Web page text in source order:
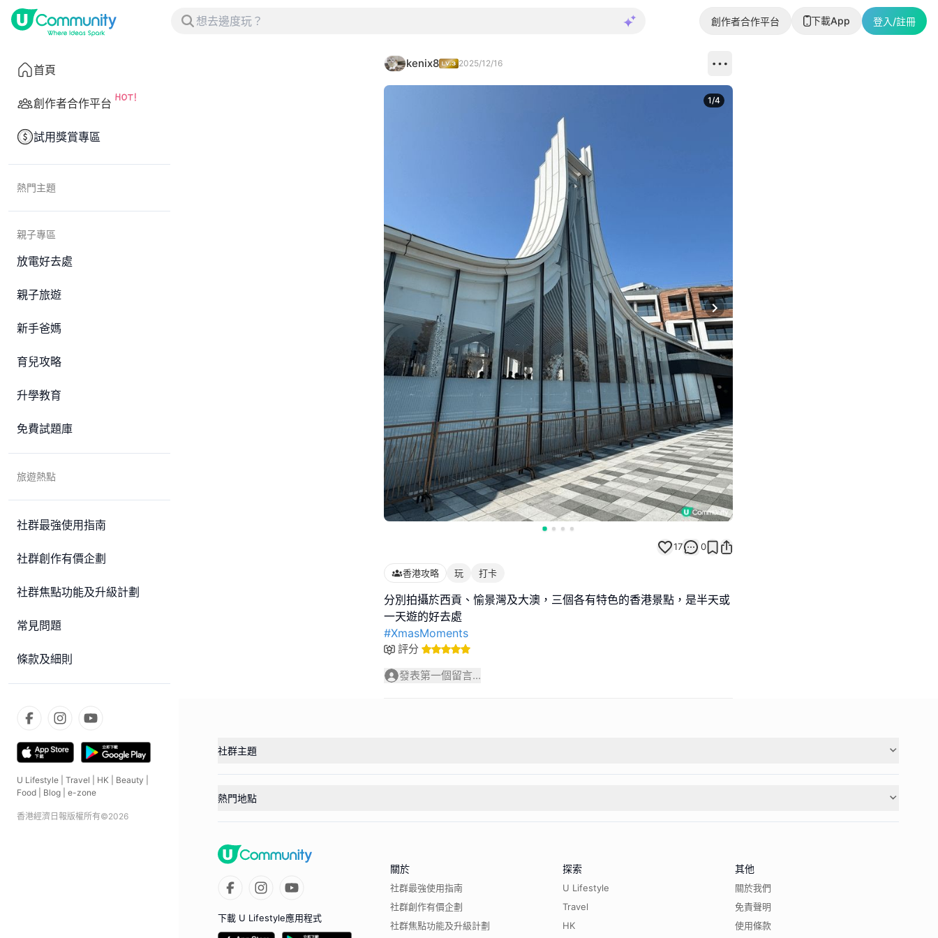
創作者合作平台 下載App 登入/註冊
首頁
創作者合作平台
試用獎賞專區
熱門主題
親子專區
放電好去處
親子旅遊
新手爸媽
育兒攻略
升學教育
免費試題庫
旅遊熱點
社群最強使用指南
社群創作有價企劃
社群焦點功能及升級計劃
常見問題
條款及細則
U Lifestyle Travel HK Beauty
Food
Blog e-zone
香港經濟日報版權所有©2026
kenix8 2025/12/16
Next slide
1/4
17 0
香港攻略 玩 打卡
分別拍攝於西貢、愉景灣及大澳，三個各有特色的香港景點，是半天或
#XmasMoments
評分
發表第一個留言...
社群主題
熱門地點
下載 U Lifestyle應用程式
關於
社群最強使用指南
社群創作有價企劃
社群焦點功能及升級計劃
探索
U Lifestyle
Travel
HK
其他
關於我們
免責聲明
使用條款